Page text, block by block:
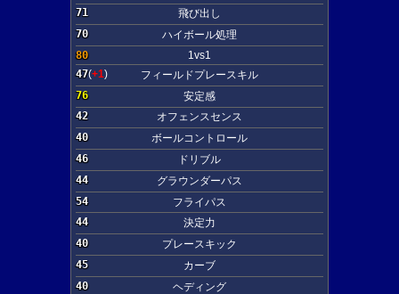
71
飛び出し
70
ハイボール処理
80
1vs1
47(+1)
フィールドプレースキル
76
安定感
42
オフェンスセンス
40
ボールコントロール
46
ドリブル
44
グラウンダーパス
54
フライパス
44
決定力
40
プレースキック
45
カーブ
40
ヘディング